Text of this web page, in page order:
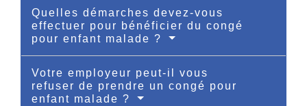
Quelles démarches devez-vous
effectuer pour bénéficier du congé
pour enfant malade ?
Votre employeur peut-il vous
refuser de prendre un congé pour
enfant malade ?